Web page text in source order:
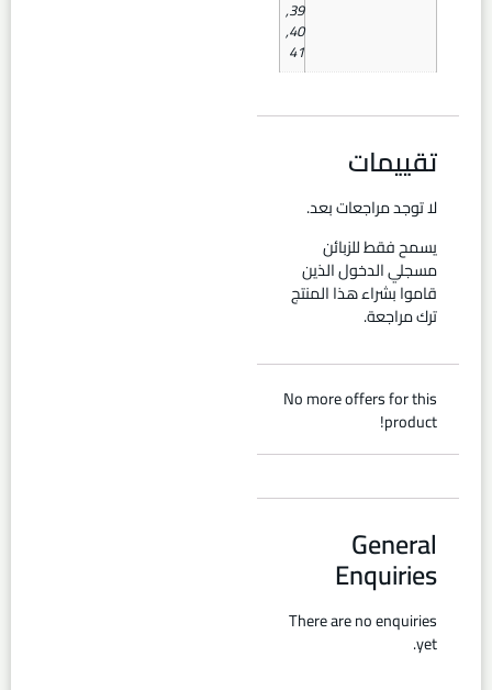
39
,
40
,
41
تقييمات
لا توجد مراجعات بعد.
يسمح فقط للزبائن
مسجلي الدخول الذين
قاموا بشراء هذا المنتج
ترك مراجعة.
No more offers for this
product!
General
Enquiries
There are no enquiries
yet.